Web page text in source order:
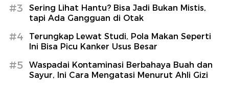
#3
Sering Lihat Hantu? Bisa Jadi Bukan Mistis,
tapi Ada Gangguan di Otak
#4
Terungkap Lewat Studi, Pola Makan Seperti
Ini Bisa Picu Kanker Usus Besar
#5
Waspadai Kontaminasi Berbahaya Buah dan
Sayur, Ini Cara Mengatasi Menurut Ahli Gizi